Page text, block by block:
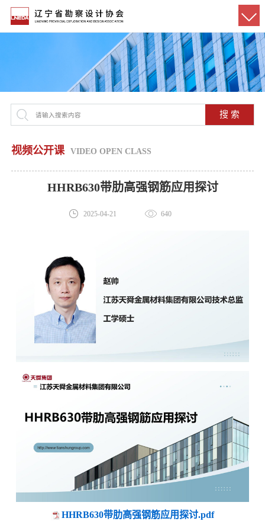
搜 索
视频公开课 VIDEO OPEN CLASS
HHRB630带肋高强钢筋应用探讨
2025-04-21 640
HHRB630带肋高强钢筋应用探讨.pdf